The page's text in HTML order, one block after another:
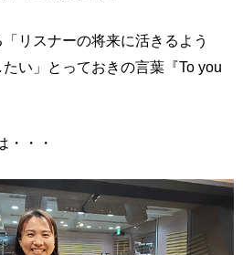
リスナーの将来に活きるよう
い」とっておきの言葉『To you
・・・